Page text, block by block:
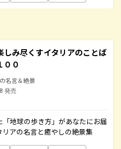
しみ尽くすイタリアのことば
００
名言＆絶景
発売
地球の歩き方」があなたにお届
アの名言と癒やしの絶景集